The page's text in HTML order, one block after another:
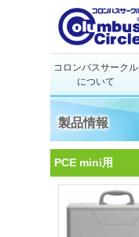
コロンバスサークル
について
製品情報
PCE mini用